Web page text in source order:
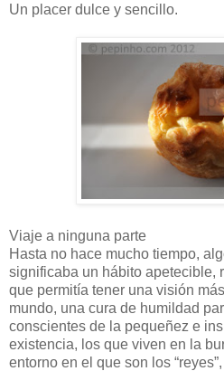
Un placer dulce y sencillo.
Viaje a ninguna parte
Hasta no hace mucho tiempo,
significaba un hábito apetecible,
que permitía tener una visión
mundo, una cura de humildad
conscientes de la pequeñez e
existencia, los que viven en la
entorno en el que son los